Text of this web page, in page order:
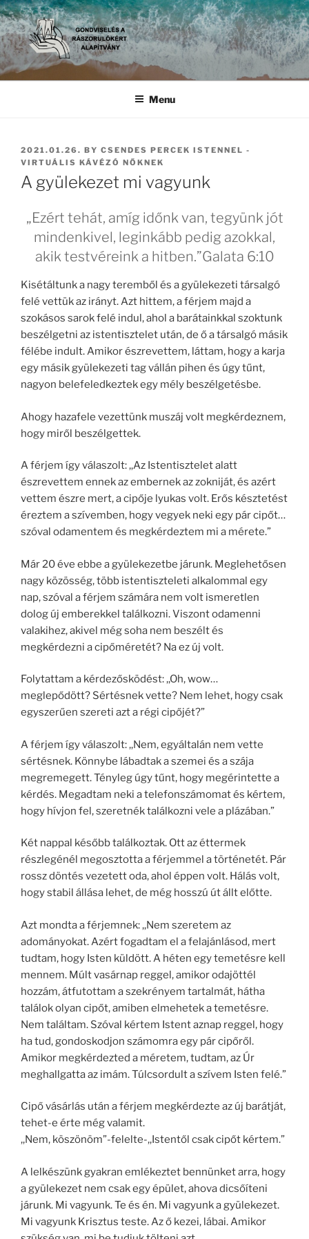
Skip
to
content
GONDVISELÉS A
RÁSZORULÓKÉRT
Gondviselés a Rászorulókért Alapítvány
Menu
POSTED
ON
2021.01.26. BY CSENDES PERCEK ISTENNEL -
VIRTUÁLIS KÁVÉZÓ NŐKNEK
A gyülekezet mi vagyunk
„Ezért tehát, amíg időnk van, tegyünk jót
mindenkivel, leginkább pedig azokkal,
akik testvéreink a hitben.”Galata 6:10
Kisétáltunk a nagy teremből és a gyülekezeti társalgó
felé vettük az irányt. Azt hittem, a férjem majd a
szokásos sarok felé indul, ahol a barátainkkal szoktunk
beszélgetni az istentisztelet után, de ő a társalgó másik
félébe indult. Amikor észrevettem, láttam, hogy a karja
egy másik gyülekezeti tag vállán pihen és úgy tűnt,
nagyon belefeledkeztek egy mély beszélgetésbe.
Ahogy hazafele vezettünk muszáj volt megkérdeznem,
hogy miről beszélgettek.
A férjem így válaszolt: ,,Az Istentisztelet alatt
észrevettem ennek az embernek az zokniját, és azért
vettem észre mert, a cipője lyukas volt. Erős késztetést
éreztem a szívemben, hogy vegyek neki egy pár cipőt…
szóval odamentem és megkérdeztem mi a mérete.”
Már 20 éve ebbe a gyülekezetbe járunk. Meglehetősen
nagy közösség, több istentiszteleti alkalommal egy
nap, szóval a férjem számára nem volt ismeretlen
dolog új emberekkel találkozni. Viszont odamenni
valakihez, akivel még soha nem beszélt és
megkérdezni a cipőméretét? Na ez új volt.
Folytattam a kérdezősködést: ,,Oh, wow…
meglepődött? Sértésnek vette? Nem lehet, hogy csak
egyszerűen szereti azt a régi cipőjét?”
A férjem így válaszolt: ,,Nem, egyáltalán nem vette
sértésnek. Könnybe lábadtak a szemei és a szája
megremegett. Tényleg úgy tűnt, hogy megérintette a
kérdés. Megadtam neki a telefonszámomat és kértem,
hogy hívjon fel, szeretnék találkozni vele a plázában.”
Két nappal később találkoztak. Ott az éttermek
részlegénél megosztotta a férjemmel a történetét. Pár
rossz döntés vezetett oda, ahol éppen volt. Hálás volt,
hogy stabil állása lehet, de még hosszú út állt előtte.
Azt mondta a férjemnek: ,,Nem szeretem az
adományokat. Azért fogadtam el a felajánlásod, mert
tudtam, hogy Isten küldött. A héten egy temetésre kell
mennem. Múlt vasárnap reggel, amikor odajöttél
hozzám, átfutottam a szekrényem tartalmát, hátha
találok olyan cipőt, amiben elmehetek a temetésre.
Nem találtam. Szóval kértem Istent aznap reggel, hogy
ha tud, gondoskodjon számomra egy pár cipőről.
Amikor megkérdezted a méretem, tudtam, az Úr
meghallgatta az imám. Túlcsordult a szívem Isten felé.”
Cipő vásárlás után a férjem megkérdezte az új barátját,
tehet-e érte még valamit.
,,Nem, köszönöm”-felelte-,,Istentől csak cipőt kértem.”
A lelkészünk gyakran emlékeztet bennünket arra, hogy
a gyülekezet nem csak egy épület, ahova dicsőíteni
járunk. Mi vagyunk. Te és én. Mi vagyunk a gyülekezet.
Mi vagyunk Krisztus teste. Az ő kezei, lábai. Amikor